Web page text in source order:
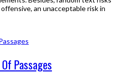
an unacceptable risk in
Passages